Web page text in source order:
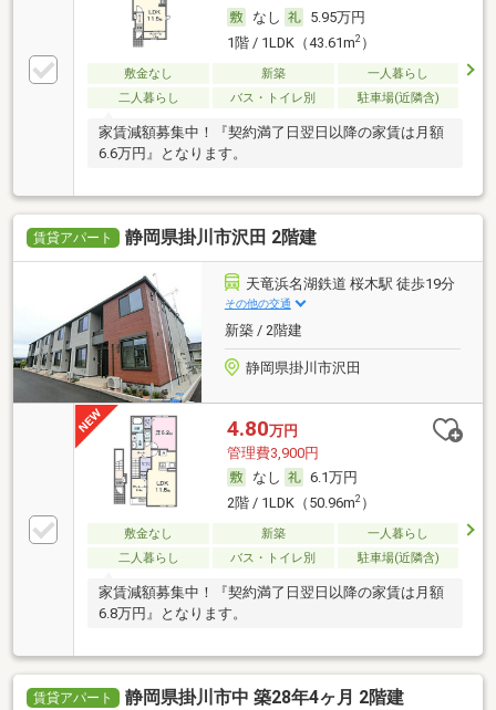
なし
5.95万円
1階 / 1LDK（43.61m2）
敷金なし 新築
一人暮らし
二人暮らし
バス・トイレ別 駐車場(近隣含)
家賃減額募集中！『契約満了日翌日以降の家賃は月額
6.6万円』となります。
賃貸アパート 静岡県掛川市沢田 2階建
天竜浜名湖鉄道 桜木駅 徒歩19分
その他の交通
新築 / 2階建
静岡県掛川市沢田
4.80万円
管理費3,900円
なし
6.1万円
2階 / 1LDK（50.96m2）
敷金なし 新築
一人暮らし
二人暮らし
バス・トイレ別 駐車場(近隣含)
家賃減額募集中！『契約満了日翌日以降の家賃は月額
6.8万円』となります。
賃貸アパート 静岡県掛川市中 築28年4ヶ月 2階建